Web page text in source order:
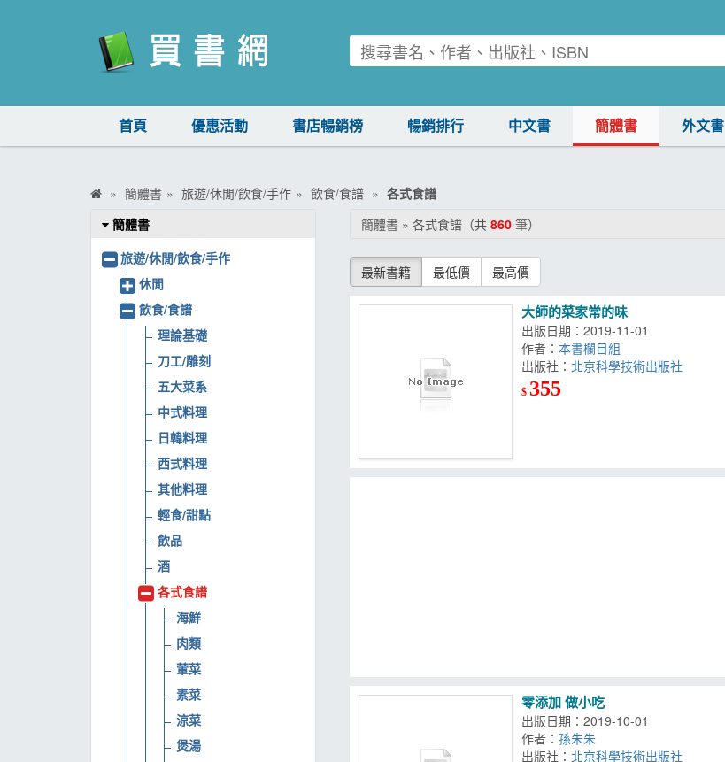
首頁 優惠活動 書店暢銷榜 暢銷排行 中文書 簡體書 外文書
簡體書 旅遊/休閒/飲食/手作 飲食/食譜
各式食譜
簡體書 » 各式食譜（共 860筆）
最新書籍 最低價 最高價
大師的菜家常的味
出版日期：2019-11-01
作者：本書欄目組
出版社： 北京科學技術出版社
$ 355
零添加 做小吃
出版日期：2019-10-01
作者：孫朱朱
出版社： 北京科學技術出版社
簡體書
旅遊/休閒/飲食/手作
休閒
飲食/食譜
理論基礎
刀工/雕刻
五大菜系
中式料理
日韓料理
西式料理
其他料理
輕食/甜點
飲品
酒
各式食譜
海鮮
肉類
葷菜
素菜
涼菜
煲湯